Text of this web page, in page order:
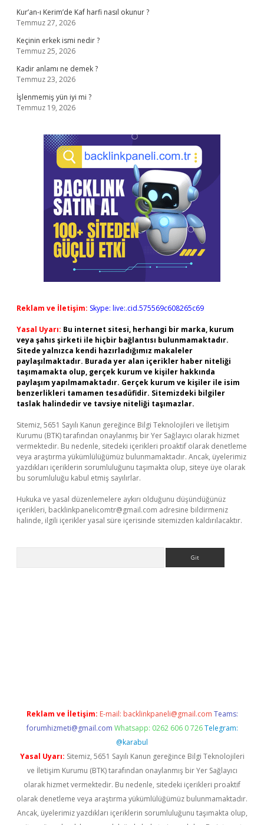
Kur’an-ı Kerim’de Kaf harfi nasıl okunur ?
Temmuz 27, 2026
Keçinin erkek ismi nedir ?
Temmuz 25, 2026
Kadir anlamı ne demek ?
Temmuz 23, 2026
İşlenmemiş yün iyi mi ?
Temmuz 19, 2026
Reklam ve İletişim: Skype: live:.cid.575569c608265c69
Yasal Uyarı: Bu internet sitesi, herhangi bir marka, kurum
veya şahıs şirketi ile hiçbir bağlantısı bulunmamaktadır.
Sitede yalnızca kendi hazırladığımız makaleler
paylaşılmaktadır. Burada yer alan içerikler haber niteliği
taşımamakta olup, gerçek kurum ve kişiler hakkında
paylaşım yapılmamaktadır. Gerçek kurum ve kişiler ile isim
benzerlikleri tamamen tesadüfidir. Sitemizdeki bilgiler
taslak halindedir ve tavsiye niteliği taşımazlar.
Sitemiz, 5651 Sayılı Kanun gereğince Bilgi Teknolojileri ve İletişim
Kurumu (BTK) tarafından onaylanmış bir Yer Sağlayıcı olarak hizmet
vermektedir. Bu nedenle, sitedeki içerikleri proaktif olarak denetleme
veya araştırma yükümlülüğümüz bulunmamaktadır. Ancak, üyelerimiz
yazdıkları içeriklerin sorumluluğunu taşımakta olup, siteye üye olarak
bu sorumluluğu kabul etmiş sayılırlar.
Hukuka ve yasal düzenlemelere aykırı olduğunu düşündüğünüz
içerikleri, backlinkpanelicomtr@gmail.com adresine bildirmeniz
halinde, ilgili içerikler yasal süre içerisinde sitemizden kaldırılacaktır.
Reklam ve İletişim: E-mail: backlinkpaneli@gmail.com Teams:
forumhizmeti@gmail.com Whatsapp: 0262 606 0 726 Telegram:
@karabul
Yasal Uyarı: Sitemiz, 5651 Sayılı Kanun gereğince Bilgi Teknolojileri
ve İletişim Kurumu (BTK) tarafından onaylanmış bir Yer Sağlayıcı
olarak hizmet vermektedir. Bu nedenle, sitedeki içerikleri proaktif
olarak denetleme veya araştırma yükümlülüğümüz bulunmamaktadır.
Ancak, üyelerimiz yazdıkları içeriklerin sorumluluğunu taşımakta olup,